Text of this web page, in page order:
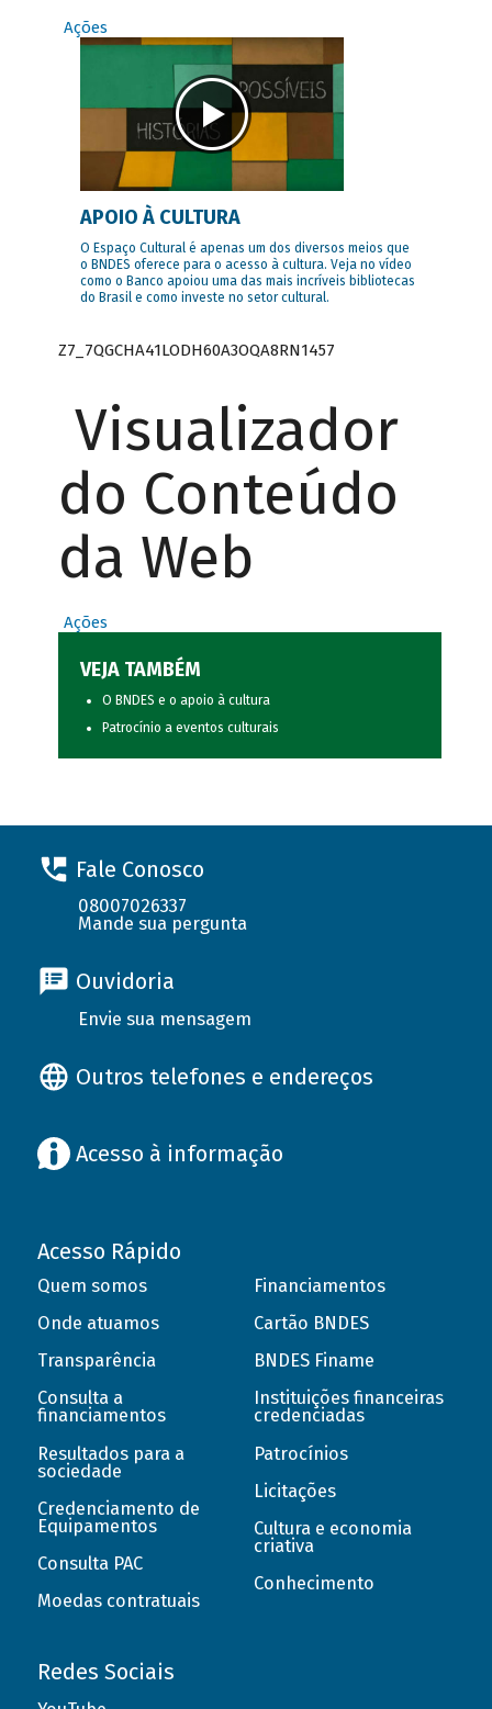
Ações
APOIO À CULTURA
O Espaço Cultural é apenas um dos diversos meios que
o BNDES oferece para o acesso à cultura. Veja no vídeo
como o Banco apoiou uma das mais incríveis bibliotecas
do Brasil e como investe no setor cultural.
Z7_7QGCHA41LODH60A3OQA8RN1457
Visualizador
do Conteúdo
da Web
Ações
VEJA TAMBÉM
O BNDES e o apoio à cultura
Patrocínio a eventos culturais
Fale Conosco
08007026337
Mande sua pergunta
Ouvidoria
Envie sua mensagem
Outros telefones e endereços
Acesso à informação
Acesso Rápido
Quem somos
Onde atuamos
Transparência
Consulta a
financiamentos
Resultados para a
sociedade
Credenciamento de
Equipamentos
Consulta PAC
Moedas contratuais
Financiamentos
Cartão BNDES
BNDES Finame
Instituições financeiras
credenciadas
Patrocínios
Licitações
Cultura e economia
criativa
Conhecimento
Redes Sociais